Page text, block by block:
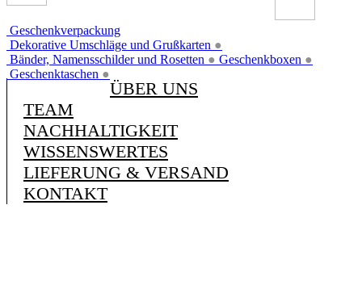
Geschenkverpackung
Dekorative Umschläge und Grußkarten ●
Bänder, Namensschilder und Rosetten ● Geschenkboxen ●
Geschenktaschen ●
ÜBER UNS
TEAM
NACHHALTIGKEIT
WISSENSWERTES
LIEFERUNG & VERSAND
KONTAKT